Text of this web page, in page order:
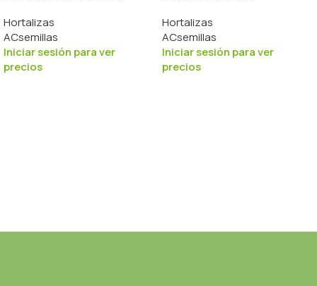
Hortalizas
ACsemillas
Iniciar sesión para ver
precios
Hortalizas
ACsemillas
Iniciar sesión para ver
precios